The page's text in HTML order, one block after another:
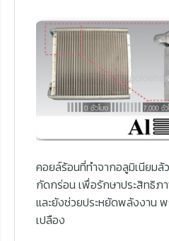
คอยล์ร้อนที่ทำจากอลูมิเนียม
กัดกร่อน เพื่อรักษาประสิทธิภ
และยังช่วยประหยัดพลังงาน
เปลือง